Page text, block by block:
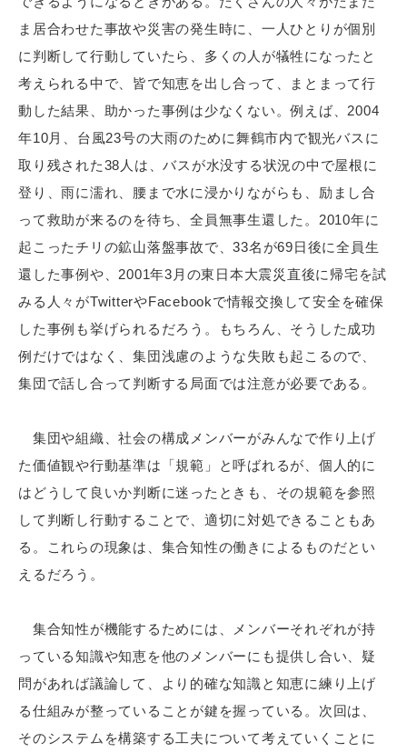
ま居合わせた事故や災害の発生時に、一人ひとりが個別
に判断して行動していたら、多くの人が犠牲になったと
考えられる中で、皆で知恵を出し合って、まとまって行
動した結果、助かった事例は少なくない。例えば、2004
年10月、台風23号の大雨のために舞鶴市内で観光バスに
取り残された38人は、バスが水没する状況の中で屋根に
登り、雨に濡れ、腰まで水に浸かりながらも、励まし合
って救助が来るのを待ち、全員無事生還した。2010年に
起こったチリの鉱山落盤事故で、33名が69日後に全員生
還した事例や、2001年3月の東日本大震災直後に帰宅を試
みる人々がTwitterやFacebookで情報交換して安全を確保
した事例も挙げられるだろう。もちろん、そうした成功
例だけではなく、集団浅慮のような失敗も起こるので、
集団で話し合って判断する局面では注意が必要である。
集団や組織、社会の構成メンバーがみんなで作り上げ
た価値観や行動基準は「規範」と呼ばれるが、個人的に
はどうして良いか判断に迷ったときも、その規範を参照
して判断し行動することで、適切に対処できることもあ
る。これらの現象は、集合知性の働きによるものだとい
えるだろう。
集合知性が機能するためには、メンバーそれぞれが持
っている知識や知恵を他のメンバーにも提供し合い、疑
問があれば議論して、より的確な知識と知恵に練り上げ
る仕組みが整っていることが鍵を握っている。次回は、
そのシステムを構築する工夫について考えていくことに